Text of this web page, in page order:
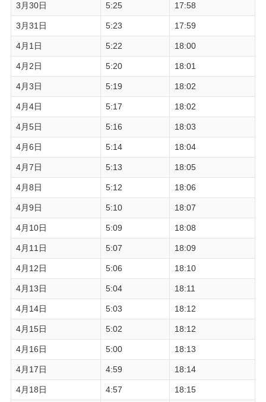
3月30日 5:25 17:58
3月31日 5:23 17:59
4月1日 5:22 18:00
4月2日 5:20 18:01
4月3日 5:19 18:02
4月4日 5:17 18:02
4月5日 5:16 18:03
4月6日 5:14 18:04
4月7日 5:13 18:05
4月8日 5:12 18:06
4月9日 5:10 18:07
4月10日 5:09 18:08
4月11日 5:07 18:09
4月12日 5:06 18:10
4月13日 5:04 18:11
4月14日 5:03 18:12
4月15日 5:02 18:12
4月16日 5:00 18:13
4月17日 4:59 18:14
4月18日 4:57 18:15